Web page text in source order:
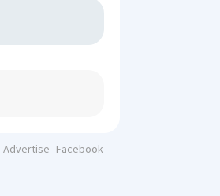
Advertise Facebook